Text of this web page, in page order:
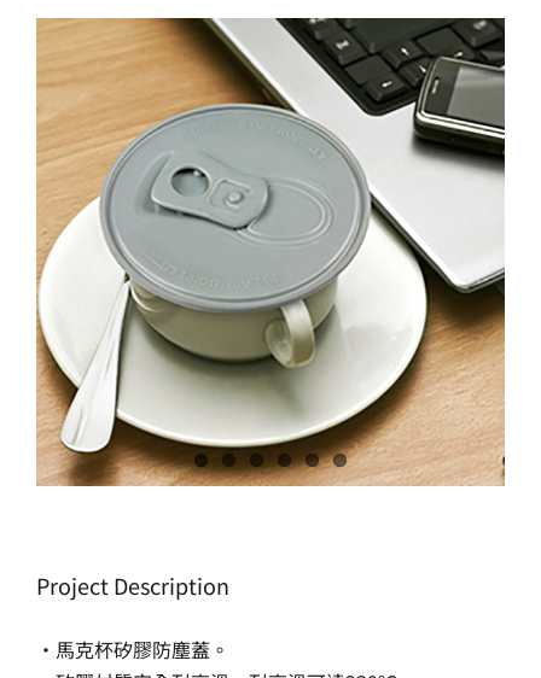
消費性產品
矽膠客製
生產製造
選購指南
公司介紹
聯繫洽詢
View
Larger
Image
Project Description
‧馬克杯矽膠防塵蓋。